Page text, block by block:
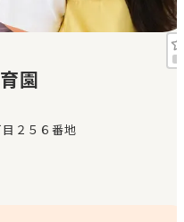
園
２５６番地